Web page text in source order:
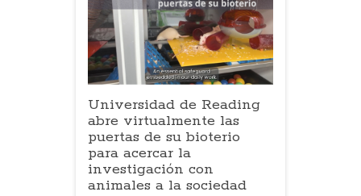
Universidad de Reading
abre virtualmente las
puertas de su bioterio
para acercar la
investigación con
animales a la sociedad